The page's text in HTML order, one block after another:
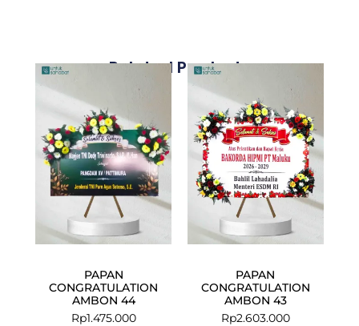
Related Products
PAPAN
CONGRATULATION
AMBON 44
Rp1.475.000
PAPAN
CONGRATULATION
AMBON 43
Rp2.603.000